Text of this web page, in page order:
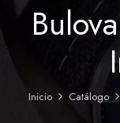
Inicio Catálogo